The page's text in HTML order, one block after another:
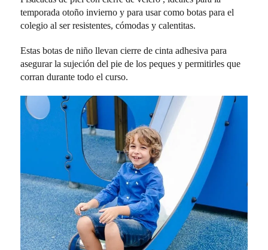
temporada otoño invierno y para usar como botas para el
colegio al ser resistentes, cómodas y calentitas.
Estas botas de niño llevan cierre de cinta adhesiva para
asegurar la sujeción del pie de los peques y permitirles que
corran durante todo el curso.